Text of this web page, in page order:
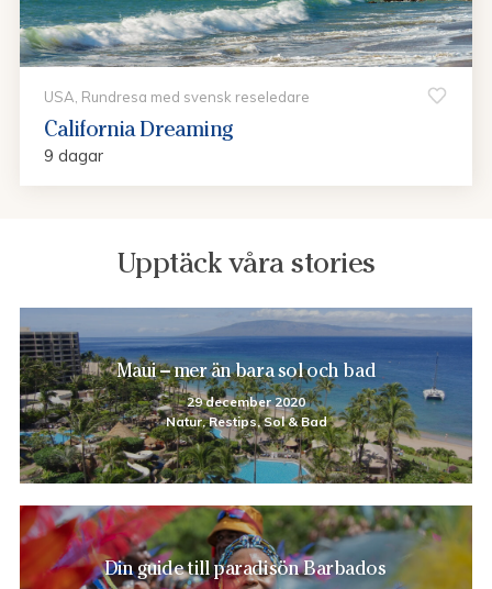
USA, Rundresa med svensk reseledare
California Dreaming
9 dagar
Upptäck våra stories
Maui – mer än bara sol och bad
29 december 2020
Natur, Restips, Sol & Bad
Din guide till paradisön Barbados